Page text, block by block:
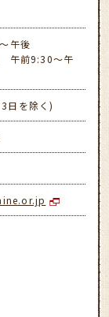
午後
前9:30～午
日を除く)